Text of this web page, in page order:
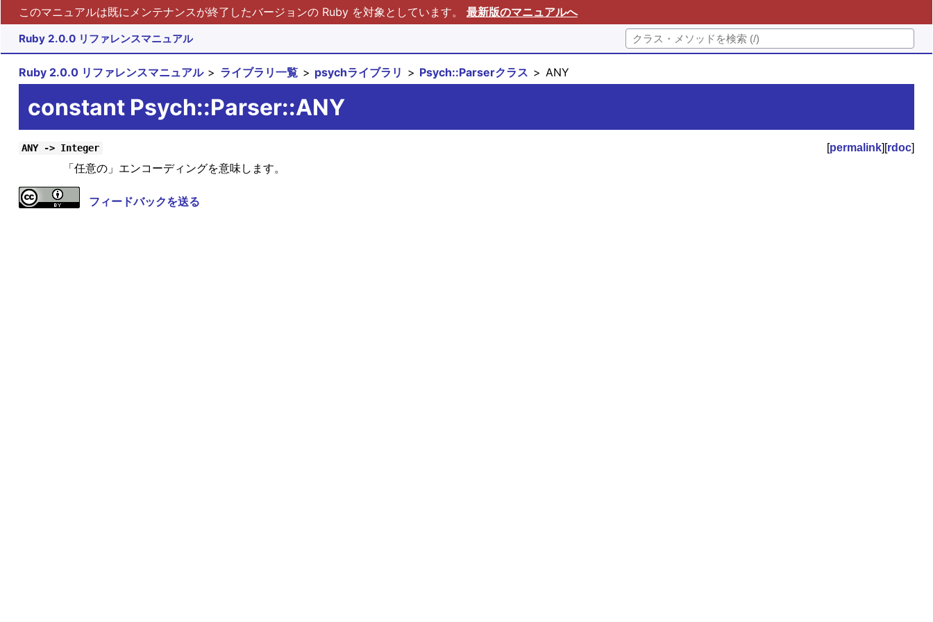
このマニュアルは既にメンテナンスが終了したバージョンの Ruby を対象としています。 最新版のマニュアルへ
Ruby 2.0.0 リファレンスマニュアル
Ruby 2.0.0 リファレンスマニュアル ライブラリ一覧 psychライブラリ Psych::Parserクラス ANY
constant Psych::Parser::ANY
ANY -> Integer [permalink][rdoc]
「任意の」エンコーディングを意味します。
フィードバックを送る